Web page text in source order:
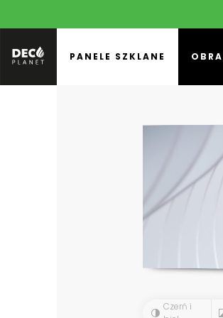
PANELE SZKLANE
Czerń i